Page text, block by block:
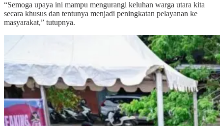
“Semoga upaya ini mampu mengurangi keluhan warga utara kita
secara khusus dan tentunya menjadi peningkatan pelayanan ke
masyarakat,” tutupnya.